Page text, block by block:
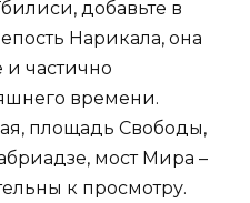
добавьте в
Нарикала, она
и частично
времени.
площадь Свободы,
мост Мира –
к просмотру.